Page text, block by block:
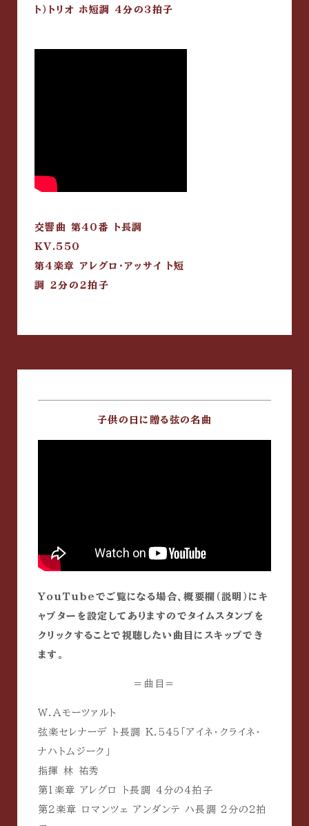
ト）トリオ ホ短調 4分の3拍子
交響曲 第40番 ト長調
KV.550
第4楽章 アレグロ・アッサイ ト短
調 2分の2拍子
子供の日に贈る弦の名曲
YouTubeでご覧になる場合、概要欄（説明）にキ
ャプターを設定してありますのでタイムスタンプを
クリックすることで視聴したい曲目にスキップでき
ます。
＝曲目＝
W.A モーツァルト
弦楽セレナーデ
ト長調 K.545 「アイネ・クライネ・
ナハトムジーク」
指揮
林 祐秀
第
楽章 アレグロ ト長調 4 分の 4 拍子
第 2 楽章 ロマンツェ アンダンテ ハ長調 2 分の 2拍